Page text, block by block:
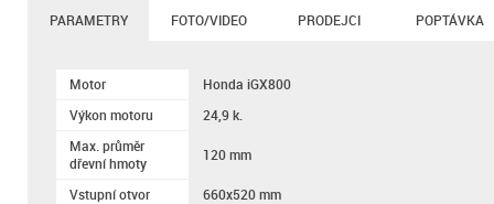
PARAMETRY FOTO/VIDEO PRODEJCI POPTÁVKA
Motor
Honda iGX800
Výkon motoru
24,9 k.
Max. průměr
dřevní hmoty
120 mm
Vstupní otvor
660x520 mm